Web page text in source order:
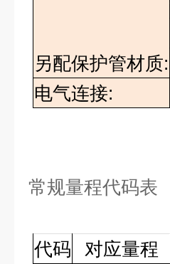
另配保护管材质:
电气连接:
常规量程代码表
代码 对应量程